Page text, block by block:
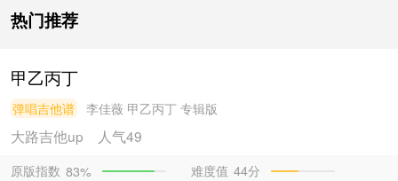
热门推荐
甲乙丙丁
弹唱吉他谱 李佳薇 甲乙丙丁 专辑版
大路吉他up 人气49
原版指数 83% 难度值 44分